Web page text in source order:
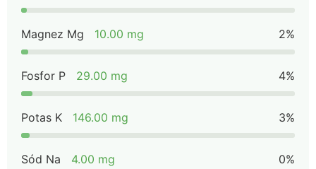
Magnez Mg 10.00 mg 2%
Fosfor P 29.00 mg 4%
Potas K 146.00 mg 3%
Sód Na 4.00 mg 0%